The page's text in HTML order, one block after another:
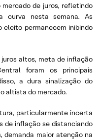
de juros, refletindo
curva nesta semana. As
eleito permanecem inibindo
altos, meta de inflação
foram os principais
a dura sinalização do
altista do mercado.
particularmente incerta
de inflação se distanciando
demanda maior atenção na